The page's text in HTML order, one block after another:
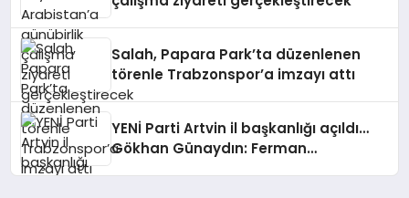
Salah, Papara Park’ta düzenlenen
törenle Trabzonspor’a imzayı attı
YENİ Parti Artvin il başkanlığı açıldı…
Gökhan Günaydın: Ferman